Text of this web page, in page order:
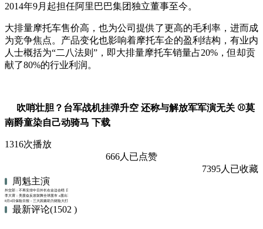
2014年9月起担任阿里巴巴集团独立董事至今。
大排量摩托车售价高，也为公司提供了更高的毛利率，进而成
为竞争焦点。产品变化也影响着摩托车企的盈利结构，有业内
人士概括为“二八法则”，即大排量摩托车销量占20%，但却贡
献了80%的行业利润。
吹哨壮胆？台军战机挂弹升空 还称与解放军军演无关 ⚾莫
南爵童染自己动骑马 下载
1316次播放
666人已点赞
7395人已收藏
周魁主演
外交部：不再安排中日外长在金边会晤 日方没有资格就涉台问题说三道四
李大霄：美股奋反攻鼓舞全球股市 a股出现了一丝反弹的苗头
8月4日保险日报：三大因素助力财险大打翻身仗，人身险信披新规将至
最新评论(1502 )